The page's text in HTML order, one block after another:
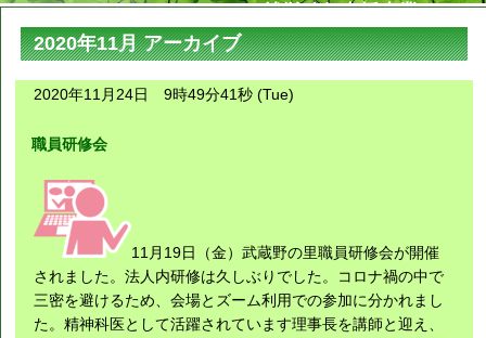
就労移行支援事業
所・・・・・・くるめパソコン作業所
相談支援センター武蔵野
の里
就労定着支援センターつ
障害がある人もない人も共に生き
られる地域社会の実現を願っています
2020年11月 アーカイブ
2020年11月24日 9時49分41秒 (Tue)
職員研修会
11月19日（金）武蔵野の里職員研修会が開催
されました。法人内研修は久しぶりでした。コロナ禍の中で
三密を避けるため、会場とズーム利用での参加に分かれまし
た。精神科医として活躍されています理事長を講師と迎え、